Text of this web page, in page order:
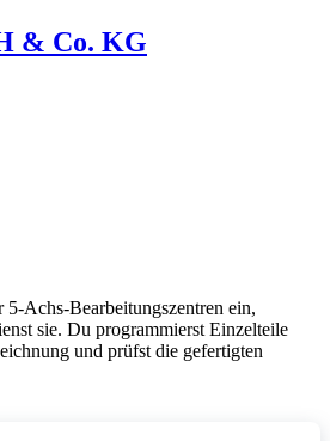
& Co. KG
Achs-Bearbeitungszentren ein,
sie. Du programmierst Einzelteile
und prüfst die gefertigten